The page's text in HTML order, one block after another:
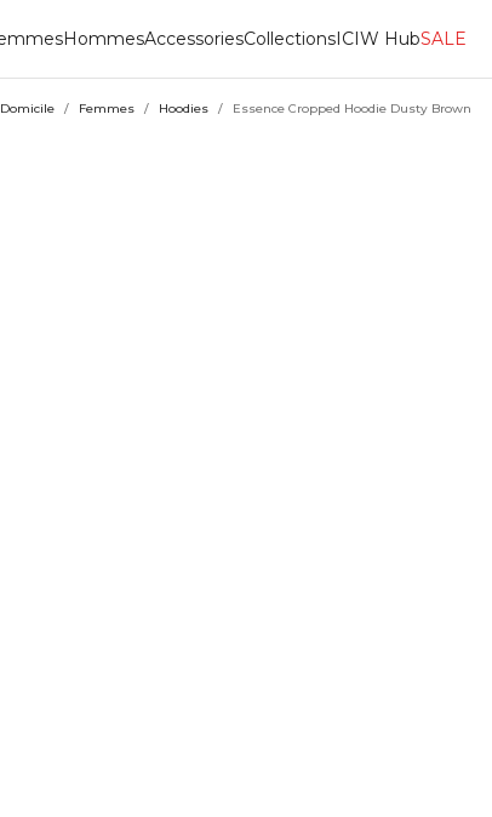
HommesAccessoriesCollectionsICIW HubSALE
Domicile / Femmes / Hoodies / Essence Cropped Hoodie Dusty Brown